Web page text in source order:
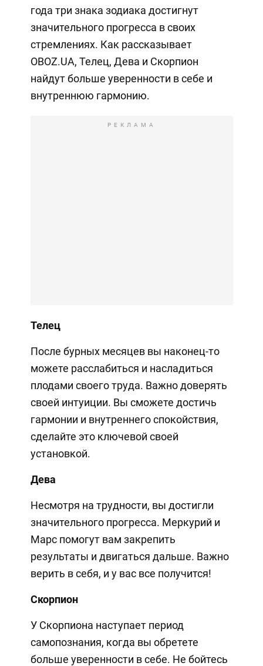
года три знака зодиака достигнут
значительного прогресса в своих
стремлениях. Как рассказывает
OBOZ.UA, Телец, Дева и Скорпион
найдут больше уверенности в себе и
внутреннюю гармонию.
РЕКЛАМА
Телец
После бурных месяцев вы наконец-то
можете расслабиться и насладиться
плодами своего труда. Важно доверять
своей интуиции. Вы сможете достичь
гармонии и внутреннего спокойствия,
сделайте это ключевой своей
установкой.
Дева
Несмотря на трудности, вы достигли
значительного прогресса. Меркурий и
Марс помогут вам закрепить
результаты и двигаться дальше. Важно
верить в себя, и у вас все получится!
Скорпион
У Скорпиона наступает период
самопознания, когда вы обретете
больше уверенности в себе. Не бойтесь